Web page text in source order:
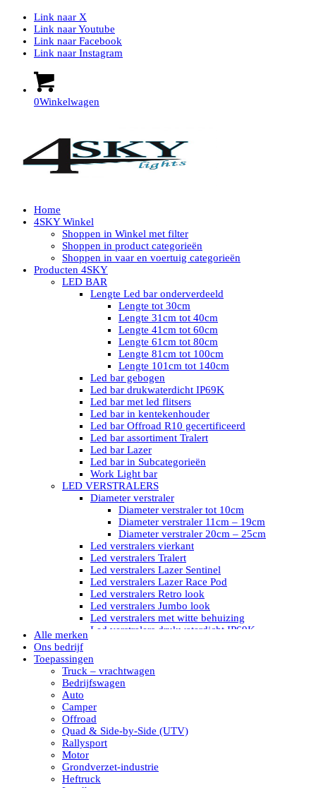
Link naar X
Link naar Youtube
Link naar Facebook
Link naar Instagram
0Winkelwagen
Home
4SKY Winkel
Shoppen in Winkel met filter
Shoppen in product categorieën
Shoppen in vaar en voertuig categorieën
Producten 4SKY
LED BAR
Lengte Led bar onderverdeeld
Lengte tot 30cm
Lengte 31cm tot 40cm
Lengte 41cm tot 60cm
Lengte 61cm tot 80cm
Lengte 81cm tot 100cm
Lengte 101cm tot 140cm
Led bar gebogen
Led bar drukwaterdicht IP69K
Led bar met led flitsers
Led bar in kentekenhouder
Led bar Offroad R10 gecertificeerd
Led bar assortiment Tralert
Led bar Lazer
Led bar in Subcategorieën
Work Light bar
LED VERSTRALERS
Diameter verstraler
Diameter verstraler tot 10cm
Diameter verstraler 11cm – 19cm
Diameter verstraler 20cm – 25cm
Led verstralers vierkant
Led verstralers Tralert
Led verstralers Lazer Sentinel
Led verstralers Lazer Race Pod
Led verstralers Retro look
Led verstralers Jumbo look
Led verstralers met witte behuizing
Led verstralers drukwaterdicht IP69K
LED WERKLAMPEN
Model werklamp
Led werklamp vierkant
Led werklamp ovaal
Led werklamp kleur wit
Combinatie LED werklampen
Led achteruitrijverlichting
Led onderbouw achteruitrijlamp
Alle merken
Ons bedrijf
Toepassingen
Truck – vrachtwagen
Bedrijfswagen
Auto
Camper
Offroad
Quad & Side-by-Side (UTV)
Rallysport
Motor
Grondverzet-industrie
Heftruck